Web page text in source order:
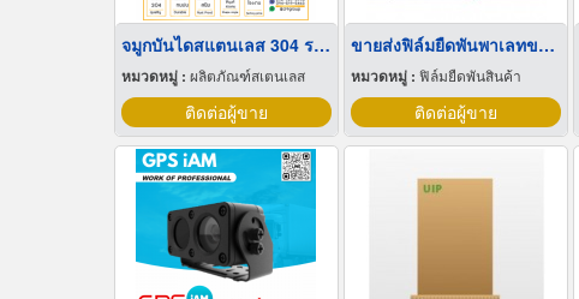
จมูกบันไดสแตนเลส 304 ราคาโรงงาน
หมวดหมู่ : ผลิตภัณฑ์สเตนเลส
ติดต่อผู้ขาย
ขายส่งฟิล์มยืดพันพาเลทขนาดพันด้วยมือ Hand wrap
หมวดหมู่ : ฟิล์มยืดพันสินค้า
ติดต่อผู้ขาย